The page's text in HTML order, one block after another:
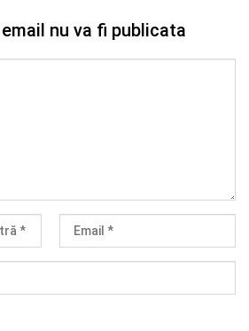
nu va fi publicata